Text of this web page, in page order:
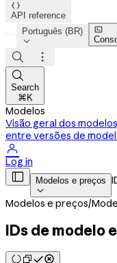

API reference
Português (BR)





Search
⌘K
Modelos
Visão geral dos modelos
entre versões de

Log in
 Modelos e preços

Modelos e preços/
IDs de modelo